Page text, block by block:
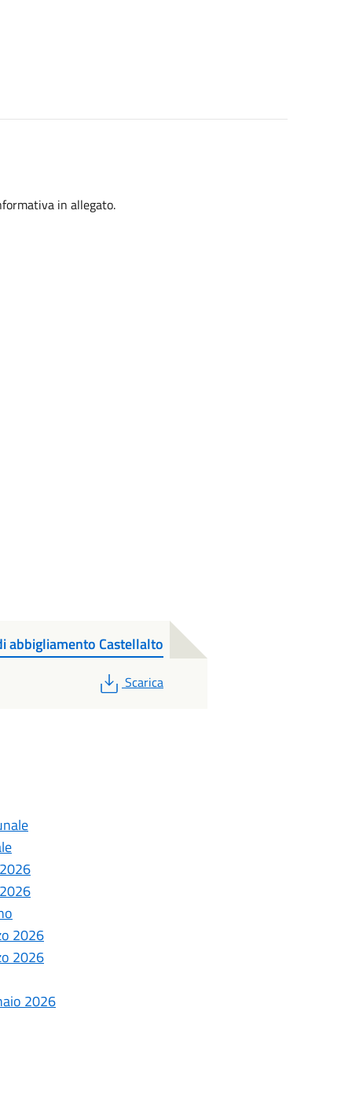
in allegato.
abbigliamento Castellalto
PDF
Scarica
2026
2026
2026